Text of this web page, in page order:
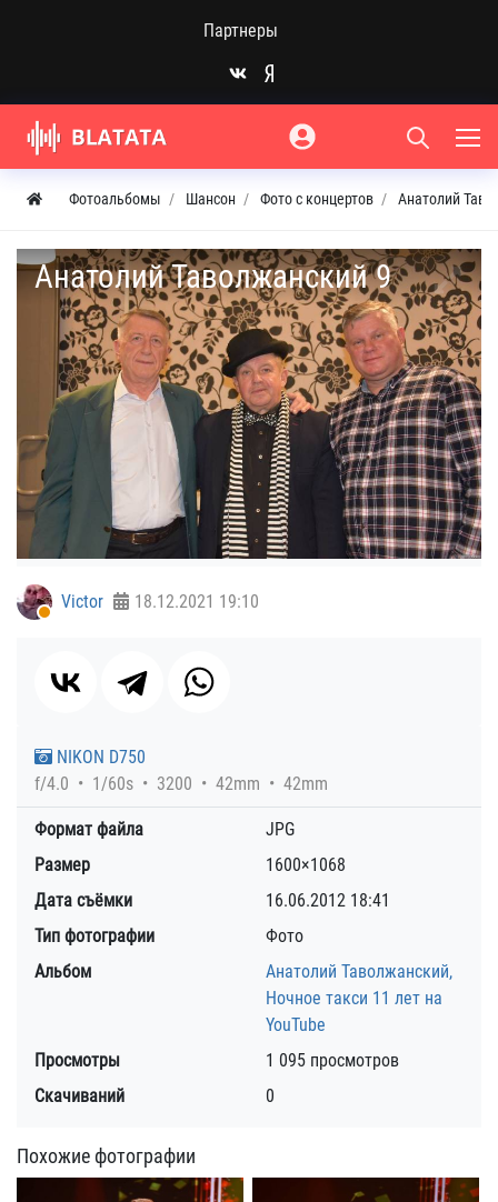
Партнеры
Фотоальбомы Шансон Фото с концертов Анатолий
Анатолий Таволжанский 9
Victor 18.12.2021 19:10
NIKON D750
f/4.0
1/60s 3200 42mm 42mm
Формат файла
JPG
Размер
1600×1068
Дата съёмки
16.06.2012 18:41
Тип фотографии
Фото
Альбом
Анатолий Таволжанский,
Ночное такси 11 лет на
YouTube
Просмотры
1 095 просмотров
Скачиваний
0
Похожие фотографии